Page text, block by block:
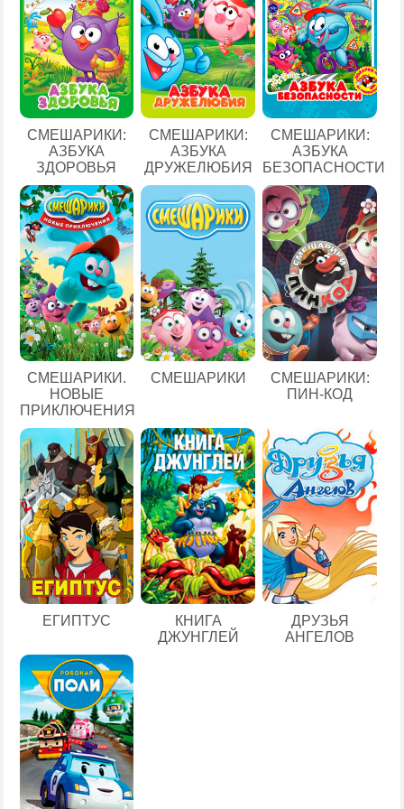
СМЕШАРИКИ:
АЗБУКА
ЗДОРОВЬЯ
СМЕШАРИКИ:
АЗБУКА
ДРУЖЕЛЮБИЯ
СМЕШАРИКИ:
АЗБУКА
БЕЗОПАСНОСТИ
СМЕШАРИКИ.
НОВЫЕ
ПРИКЛЮЧЕНИЯ
СМЕШАРИКИ
СМЕШАРИКИ:
ПИН-КОД
ЕГИПТУС
КНИГА
ДЖУНГЛЕЙ
ДРУЗЬЯ
АНГЕЛОВ